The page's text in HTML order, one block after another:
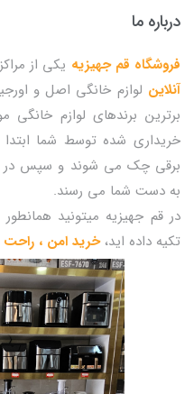
درباره ما
فروشگاه قم جهیزیه یکی از
آنلاین لوازم خانگی اصل و
برترین برندهای لوازم
خریداری شده توسط شما
برقی چک می شوند و سپس در
به دست شما می رسند.
در قم جهیزیه میتونید
تکیه داده اید،خرید امن ، راحت